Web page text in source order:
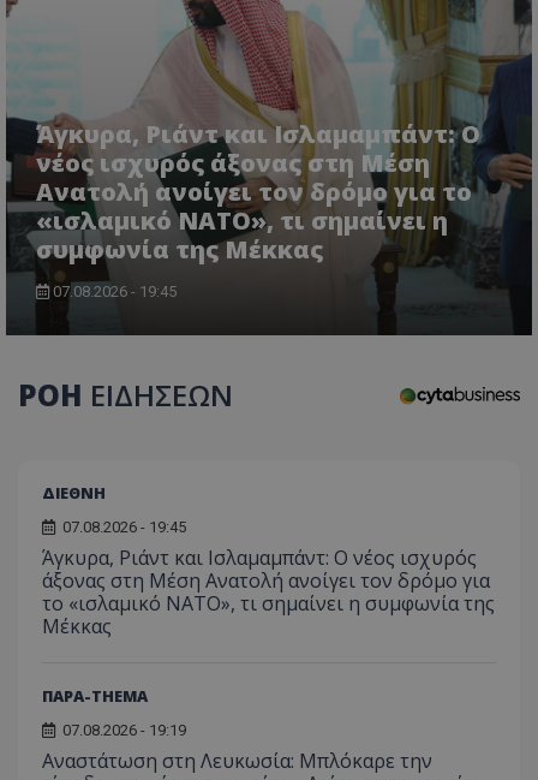
Άγκυρα, Ριάντ και Ισλαμαμπάντ: Ο
νέος ισχυρός άξονας στη Μέση
Ανατολή ανοίγει τον δρόμο για το
«ισλαμικό ΝΑΤΟ», τι σημαίνει η
συμφωνία της Μέκκας
07.08.2026 - 19:45
ΡΟΗ ΕΙΔΗΣΕΩΝ
ΔΙΕΘΝΗ
07.08.2026 - 19:45
Άγκυρα, Ριάντ και Ισλαμαμπάντ: Ο νέος ισχυρός
άξονας στη Μέση Ανατολή ανοίγει τον δρόμο για
το «ισλαμικό ΝΑΤΟ», τι σημαίνει η συμφωνία της
Μέκκας
ΠΑΡΑ-THEMA
07.08.2026 - 19:19
Αναστάτωση στη Λευκωσία: Μπλόκαρε την